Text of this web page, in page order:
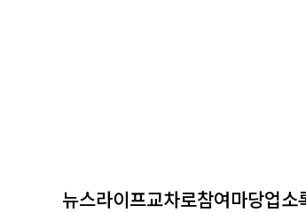
뉴스라이프교차로참여마당업소